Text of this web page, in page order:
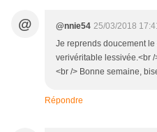
@ @nnie54 25/03/2018
Je reprends doucement
verivéritable lessivée.<br
<br /> Bonne semaine,
Répondre